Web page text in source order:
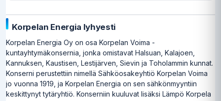
Korpelan Energia lyhyesti
Korpelan Energia Oy on osa Korpelan Voima -
kuntayhtymäkonsernia, jonka omistavat Halsuan, Kalajoen,
Kannuksen, Kaustisen, Lestijärven, Sievin ja Toholammin kunnat.
Konserni perustettiin nimellä Sähköosakeyhtiö Korpelan Voima
jo vuonna 1919, ja Korpelan Energia on sen sähkönmyyntiin
keskittynyt tytäryhtiö. Konserniin kuuluvat lisäksi Lämpö Korpela